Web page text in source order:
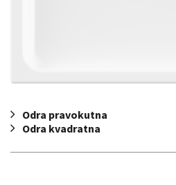
Odra pravokutna
Odra kvadratna